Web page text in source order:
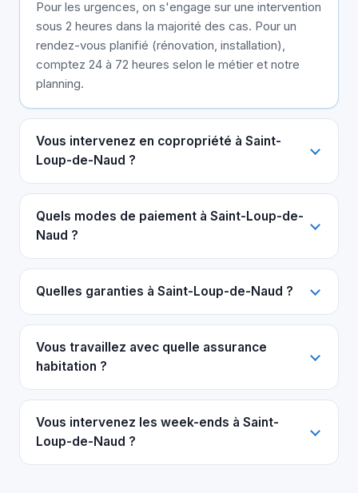
Pour les urgences, on s'engage sur une intervention
sous 2 heures dans la majorité des cas. Pour un
rendez-vous planifié (rénovation, installation),
comptez 24 à 72 heures selon le métier et notre
planning.
Vous intervenez en copropriété à Saint-
Loup-de-Naud ?
Quels modes de paiement à Saint-Loup-de-
Naud ?
Quelles garanties à Saint-Loup-de-Naud ?
Vous travaillez avec quelle assurance
habitation ?
Vous intervenez les week-ends à Saint-
Loup-de-Naud ?